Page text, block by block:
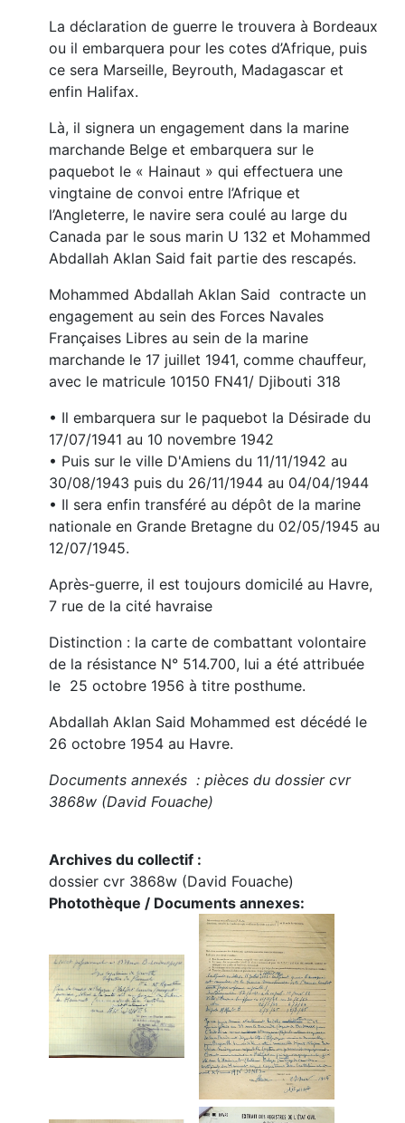
La déclaration de guerre le trouvera à Bordeaux
ou il embarquera pour les cotes d’Afrique, puis
ce sera Marseille, Beyrouth, Madagascar et
enfin Halifax.
Là, il signera un engagement dans la marine
marchande Belge et embarquera sur le
paquebot le « Hainaut » qui effectuera une
vingtaine de convoi entre l’Afrique et
l’Angleterre, le navire sera coulé au large du
Canada par le sous marin U 132 et Mohammed
Abdallah Aklan Said fait partie des rescapés.
Mohammed Abdallah Aklan Said contracte un
engagement au sein des Forces Navales
Françaises Libres au sein de la marine
marchande le 17 juillet 1941, comme chauffeur,
avec le matricule 10150 FN41/ Djibouti 318
• Il embarquera sur le paquebot la Désirade du
17/07/1941 au 10 novembre 1942
• Puis sur le ville D'Amiens du 11/11/1942 au
30/08/1943 puis du 26/11/1944 au 04/04/1944
• Il sera enfin transféré au dépôt de la marine
nationale en Grande Bretagne du 02/05/1945 au
12/07/1945.
Après-guerre, il est toujours domicilé au Havre,
7 rue de la cité havraise
Distinction : la carte de combattant volontaire
de la résistance N° 514.700, lui a été attribuée
le 25 octobre 1956 à titre posthume.
Abdallah Aklan Said Mohammed est décédé le
26 octobre 1954 au Havre.
Documents annexés : pièces du dossier cvr
3868w (David Fouache)
Archives du collectif :
dossier cvr 3868w (David Fouache)
Photothèque / Documents annexes: